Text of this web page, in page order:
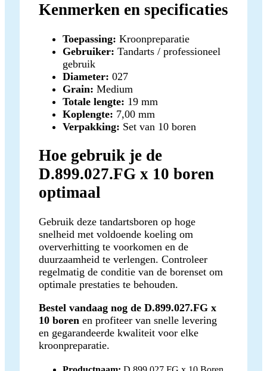
Kenmerken en specificaties
Toepassing: Kroonpreparatie
Gebruiker: Tandarts / professioneel
gebruik
Diameter: 027
Grain: Medium
Totale lengte: 19 mm
Koplengte: 7,00 mm
Verpakking: Set van 10 boren
Hoe gebruik je de
D.899.027.FG x 10 boren
optimaal
Gebruik deze tandartsboren op hoge
snelheid met voldoende koeling om
oververhitting te voorkomen en de
duurzaamheid te verlengen. Controleer
regelmatig de conditie van de borenset om
optimale prestaties te behouden.
Bestel vandaag nog de D.899.027.FG x
10 boren en profiteer van snelle levering
en gegarandeerde kwaliteit voor elke
kroonpreparatie.